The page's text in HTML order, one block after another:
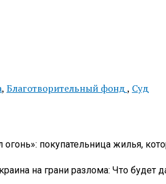
, Благотворительный фонд, Суд
покупательница жилья,
на грани разлома: Что будет